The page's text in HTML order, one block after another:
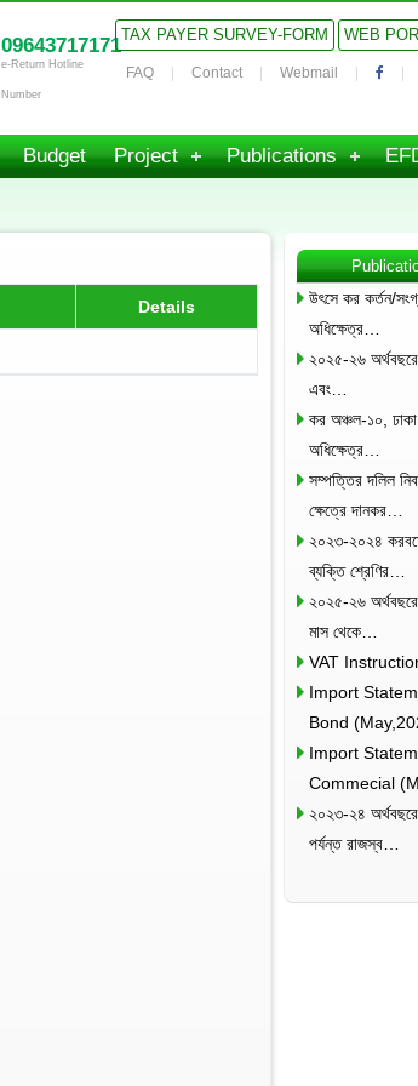
09643717171
e-Return Hotline
Number
TAX PAYER SURVEY-FORM WEB
FAQ Contact Webmail
Budget Project Publications
Details
উৎসে কর কর্তন/
অধিক্ষেত্র…
২০২৫-২৬
এবং…
কর অঞ্চল-১০,
অধিক্ষেত্র…
সম্পত্তির দলিল
ক্ষেত্রে দানকর…
২০২৩-২০২৪
ব্যক্তি শ্রেণির…
২০২৫-২৬
মাস থেকে…
VAT
Import
Bond
Import
Commecial
২০২৩-২৪
পর্যন্ত রাজস্ব…